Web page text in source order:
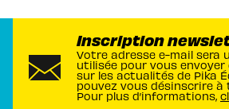
Inscription
Votre adresse e-mail sera
utilisée pour vous
sur les actualités de Pika
pouvez vous désinscrire
Pour plus d’informations,